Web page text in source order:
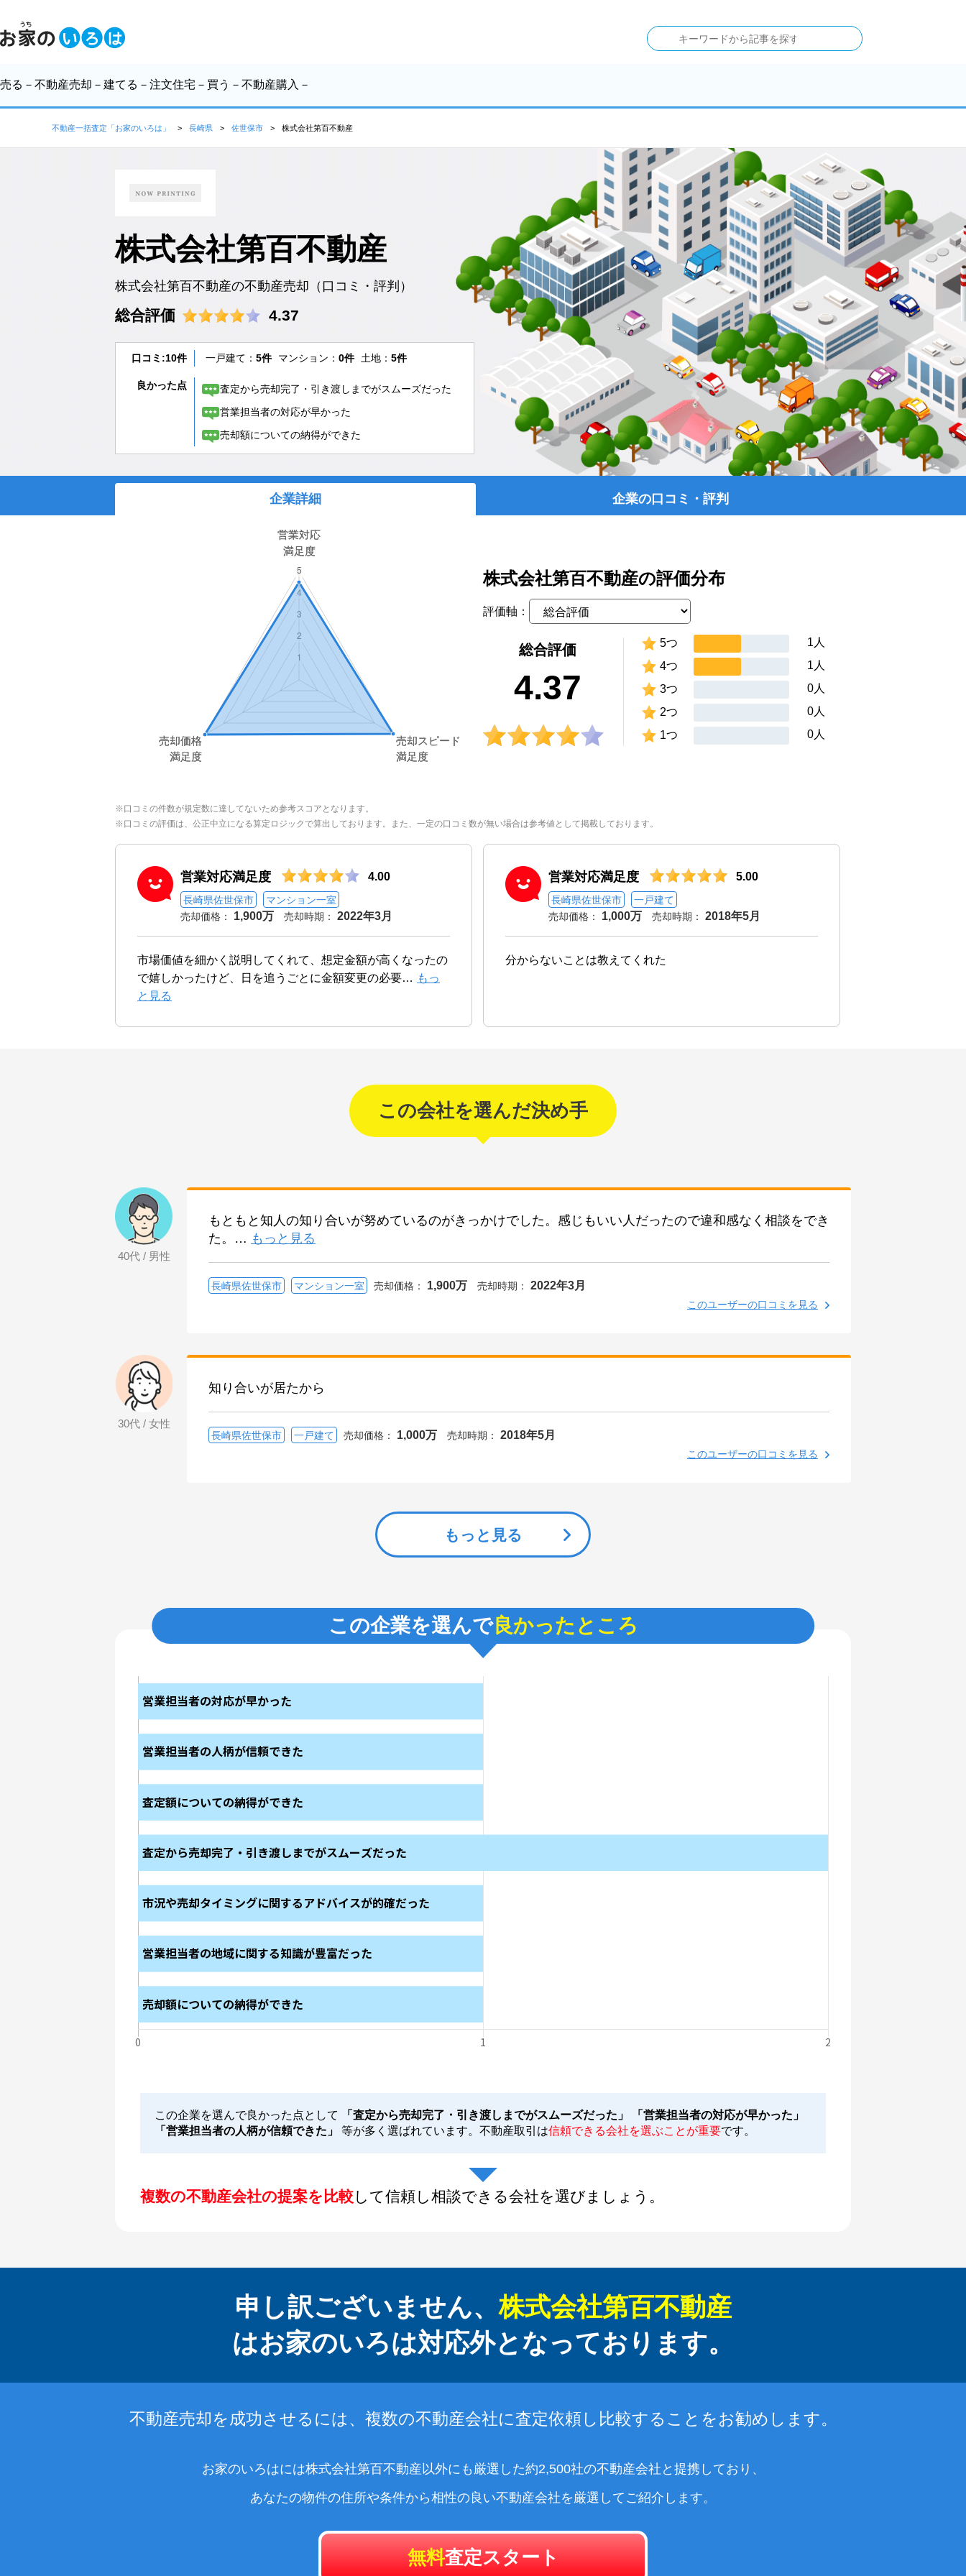
売る －不動産売却－ 建てる －注文住宅－ 買う －不動産購入－
不動産一括査定「お家のいろは」 長崎県 佐世保市 株式会社第百不動産
株式会社第百不動産
株式会社第百不動産の不動産売却（口コミ・評判）
総合評価 4.37
口コミ:10件 一戸建て： 5件 マンション： 0件 土地： 5件
良かった点
査定から売却完了・引き渡しまでがスムーズだった
営業担当者の対応が早かった
売却額についての納得ができた
企業詳細 企業の口コミ・評判
株式会社第百不動産の評価分布
評価軸：
総合評価
4.37
5つ
1人
4つ
1人
3つ
0人
2つ
0人
1つ
0人
※口コミの件数が規定数に達してないため参考スコアとなります。
※口コミの評価は、公正中立になる算定ロジックで算出しております。また、一定の口コミ数が無い場合は参考値として掲載しております。
営業対応満足度 4.00
長崎県佐世保市
マンション一室
売却価格：
1,900万 売却時期： 2022年3月
市場価値を細かく説明してくれて、想定金額が高くなったの
で嬉しかったけど、日を追うごとに金額変更の必要… もっ
と見る
営業対応満足度 5.00
長崎県佐世保市
一戸建て
売却価格：
1,000万 売却時期： 2018年5月
分からないことは教えてくれた
この会社を選んだ決め手
40代 / 男性
もともと知人の知り合いが努めているのがきっかけでした。感じもいい人だったので違和感なく相談をでき
た。 … もっと見る
長崎県佐世保市 マンション一室 売却価格： 1,900万 売却時期： 2022年3月
このユーザーの口コミを見る
30代 / 女性
知り合いが居たから
長崎県佐世保市 一戸建て 売却価格： 1,000万 売却時期： 2018年5月
このユーザーの口コミを見る
もっと見る
この企業を選んで良かったところ
この企業を選んで良かった点として
「査定から売却完了・引き渡しまでがスムーズだった」 「営業担当者の対応が早かった」
「営業担当者の人柄が信頼できた」 等が多く選ばれています。不動産取引は信頼できる会社を選ぶことが重要です。
複数の不動産会社の提案を比較して信頼し相談できる会社を選びましょう。
申し訳ございません、株式会社第百不動産
はお家のいろは対応外となっております。
不動産売却を成功させるには、複数の不動産会社に査定依頼し比較することをお勧めします。
お家のいろはには株式会社第百不動産以外にも厳選した約2,500社の不動産会社と提携しており、
あなたの物件の住所や条件から相性の良い不動産会社を厳選してご紹介します。
無料査定スタート